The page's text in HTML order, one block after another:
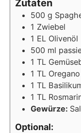
Zutaten
500 g
1 Zwiebel
1 EL Olivenöl
500 ml
1 TL
1 TL Oregano
1 TL
1 TL
Gewürze:
Optional: